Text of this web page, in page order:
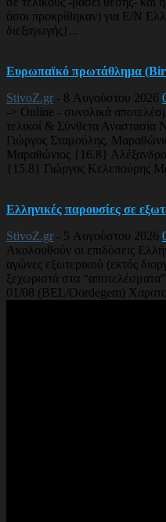
όσοι προκρίθηκαν) για Ε/Ν
διεξαγωγής}...
Ευρωπαϊκό πρωτάθλημα
StivoZ.gr - 8 Αυγούστου 2026
-> Online - συνολικά
τελικοί & Σύνθετα
Γιώργος Σταμούλης,
Μαραθώνιος {16.8}
{15.8} Γιώργος Κελεπούρης
Ελληνικές παρουσίες σε
StivoZ.gr - 5 Αυγούστου 2026
Ακολουθούν οι επιδόσεις
αγώνες εξωτερικού (εκτός
ξεχωριστά στα
01/08 (BEL/Oordegem)